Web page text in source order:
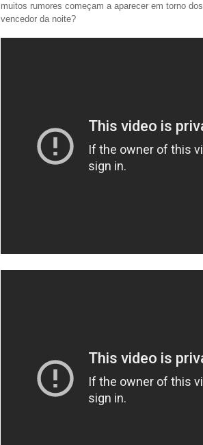
muitos rumores começam a aparecer em torno
vencedor da noite?